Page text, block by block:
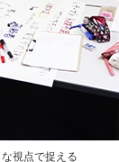
視点で捉える